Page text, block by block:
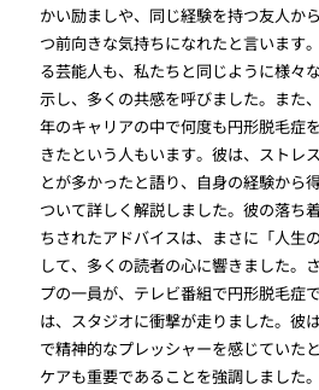
かい励ましや、同じ経験を持つ友人か
つ前向きな気持ちになれたと言います
る芸能人も、私たちと同じように様々
示し、多くの共感を呼びました。また
年のキャリアの中で何度も円形脱毛症
きたという人もいます。彼は、ストレ
とが多かったと語り、自身の経験から
ついて詳しく解説しました。彼の落ち
ちされたアドバイスは、まさに「人生
して、多くの読者の心に響きました。
プの一員が、テレビ番組で円形脱毛症
は、スタジオに衝撃が走りました。彼
で精神的なプレッシャーを感じていた
ケアも重要であることを強調しました